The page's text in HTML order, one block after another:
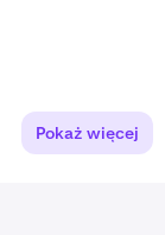
Pokaż więcej